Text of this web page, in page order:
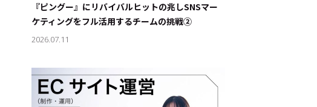
#リクルート
『ピングー』にリバイバルヒットの兆し――SNSマー
ケティングをフル活用するチームの挑戦②
2026.07.11